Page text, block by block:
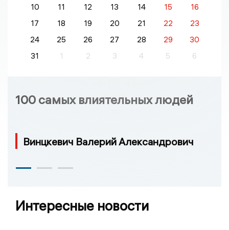
10
11 12 13 14 15
16
17
18 19 20 21 22
23
24
25 26 27 28 29
30
31
1 2 3 4 5 6
100 самых влиятельных людей
Винцкевич Валерий Александрович
Интересные новости